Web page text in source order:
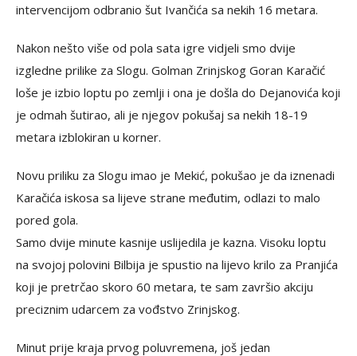
intervencijom odbranio šut Ivančića sa nekih 16 metara.
Nakon nešto više od pola sata igre vidjeli smo dvije
izgledne prilike za Slogu. Golman Zrinjskog Goran Karačić
loše je izbio loptu po zemlji i ona je došla do Dejanovića koji
je odmah šutirao, ali je njegov pokušaj sa nekih 18-19
metara izblokiran u korner.
Novu priliku za Slogu imao je Mekić, pokušao je da iznenadi
Karačića iskosa sa lijeve strane međutim, odlazi to malo
pored gola.
Samo dvije minute kasnije uslijedila je kazna. Visoku loptu
na svojoj polovini Bilbija je spustio na lijevo krilo za Pranjića
koji je pretrčao skoro 60 metara, te sam završio akciju
preciznim udarcem za vođstvo Zrinjskog.
Minut prije kraja prvog poluvremena, još jedan